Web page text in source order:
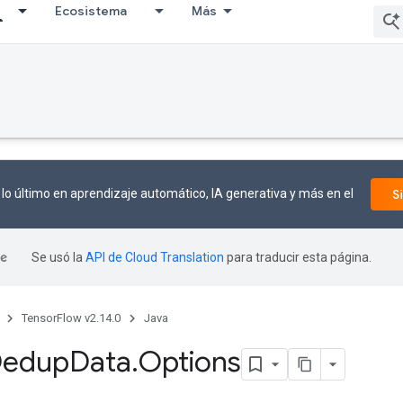
Ecosistema Más
último en aprendizaje automático, IA generativa y más en el
Se usó la API de Cloud Translation para traducir esta página.
TensorFlow v2.14.0 Java
Data.Options